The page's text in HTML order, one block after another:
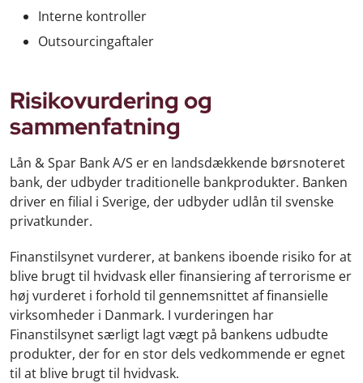
Interne kontroller
Outsourcingaftaler
Risikovurdering og
sammenfatning
Lån & Spar Bank A/S er en landsdækkende børsnoteret
bank, der udbyder traditionelle bankprodukter. Banken
driver en filial i Sverige, der udbyder udlån til svenske
privatkunder.
Finanstilsynet vurderer, at bankens iboende risiko for at
blive brugt til hvidvask eller finansiering af terrorisme er
høj vurderet i forhold til gennemsnittet af finansielle
virksomheder i Danmark. I vurderingen har
Finanstilsynet særligt lagt vægt på bankens udbudte
produkter, der for en stor dels vedkommende er egnet
til at blive brugt til hvidvask.